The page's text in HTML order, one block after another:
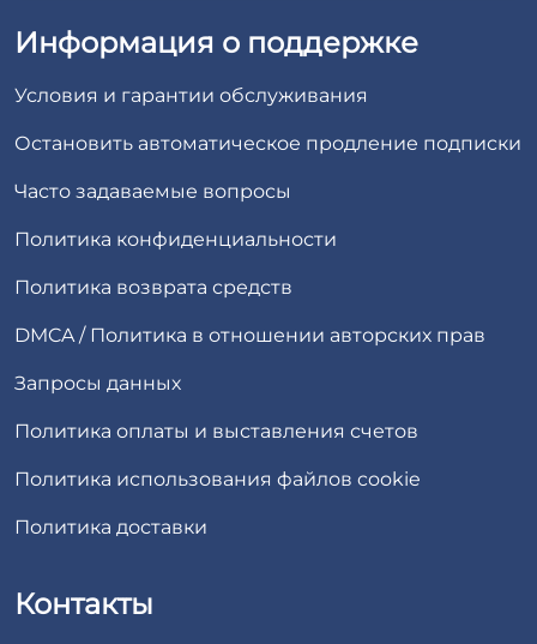
Информация о поддержке
Условия и гарантии обслуживания
Остановить автоматическое продление подписки
Часто задаваемые вопросы
Политика конфиденциальности
Политика возврата средств
DMCA / Политика в отношении авторских прав
Запросы данных
Политика оплаты и выставления счетов
Политика использования файлов cookie
Политика доставки
Контакты